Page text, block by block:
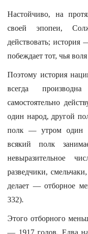
Настойчиво, на
своей эпопеи,
действовать;
побеждает тот, чья
Поэтому история
всегда
самостоятельно
один народ, другой
полк — утром один
всякий полк
невыразительное
разведчики,
делает — отборное
332).
Этого отборного
— 1917 годов. Едва